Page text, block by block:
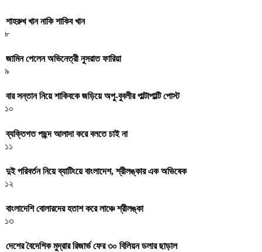
শাহরুখ খান নাকি শাকিব খান
৮
জামিন পেলেন অভিনেত্রী নুসরাত ফারিয়া
৯
বার সন্তান নিয়ে শাকিবকে জড়িয়ে অপু-বুবলীর পাল্টাপাল্টি পোস্ট
১০
ব্যক্তিগত পছন্দ আলাদা করে বলতে চাই না
১১
দুই পরিবর্তন নিয়ে ব্যাটিংয়ে বাংলাদেশ, শ্রীলঙ্কার এক অভিষেক
১২
বাংলাদেশি বোলারদের হতাশ করে লাঞ্চে শ্রীলঙ্কা
১৩
দেশের বৈদেশিক মুদ্রার রিজার্ভ ফের ৩০ বিলিয়ন ডলার ছাড়াল